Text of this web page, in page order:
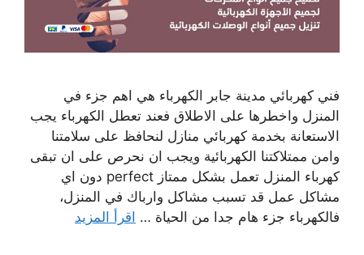
فني كهربائي مدينة جابر الكهرباء هي اهم جزء في
المنزل واخطرها على الاطلاق فعند تعطل الكهرباء يجب
الاستعانة بخدمة كهربائي منازل لنحافظ على سلامتنا
وامن ممتلاكتنا الكهربائية ويجب ان نحرص على ان تبقى
كهرباء المنزل تعمل بشكل ممتاز perfect دون اي
مشاكل عمل قد تسبب مشاكل وارباك في المنزل،
فالكهرباء جزء هام جدا من الحياة … اقرأ المزيد